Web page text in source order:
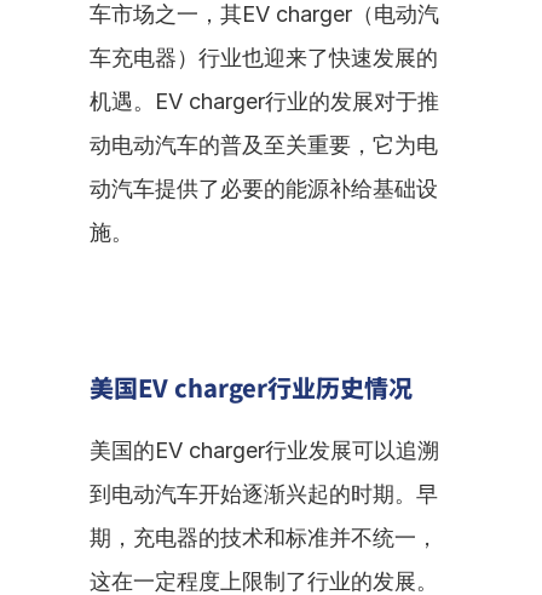
车市场之一，其EV charger（电动汽
车充电器）行业也迎来了快速发展的
机遇。EV charger行业的发展对于推
动电动汽车的普及至关重要，它为电
动汽车提供了必要的能源补给基础设
施。
美国EV charger行业历史情况
美国的EV charger行业发展可以追溯
到电动汽车开始逐渐兴起的时期。早
期，充电器的技术和标准并不统一，
这在一定程度上限制了行业的发展。